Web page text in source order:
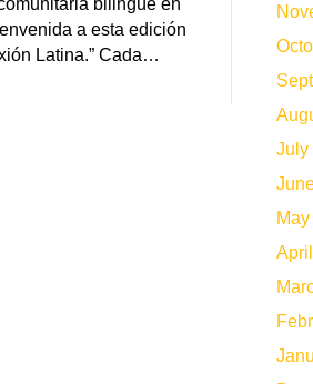
bilingüe en
a esta edición
Latina.” Cada…
July